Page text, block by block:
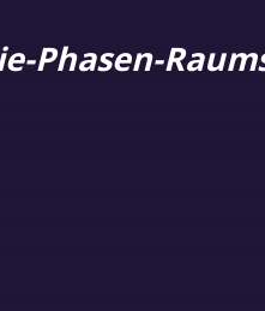
Phasen-